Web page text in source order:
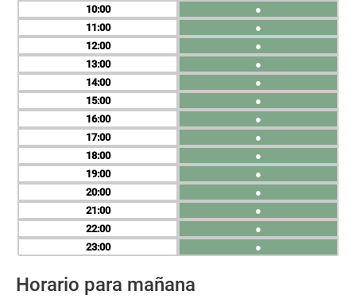
10
11
12
13
14
15
16
17
18
19
20
21
22
23
●
●
●
●
●
●
●
●
●
●
●
●
●
●
Horario para mañana